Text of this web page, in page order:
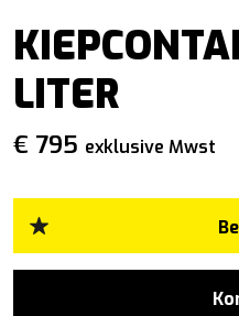
LITER
€ 795 exklusive Mwst